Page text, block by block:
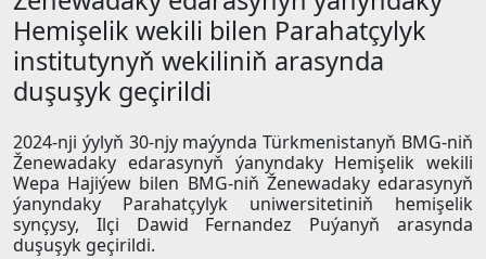
Hemişelik wekili bilen Parahatçylyk
institutynyň wekiliniň arasynda
duşuşyk geçirildi
2024-nji ýylyň 30-njy maýynda Türkmenistanyň BMG-niň
Ženewadaky edarasynyň ýanyndaky Hemişelik wekili
Wepa Hajiýew bilen BMG-niň Ženewadaky edarasynyň
ýanyndaky Parahatçylyk uniwersitetiniň hemişelik
synçysy, Ilçi Dawid Fernandez Puýanyň arasynda
duşuşyk geçirildi.